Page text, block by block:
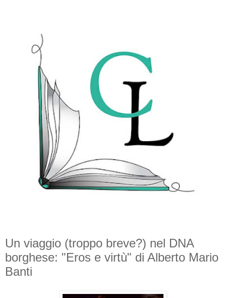
Un viaggio (troppo breve?) nel DNA
borghese: "Eros e virtù" di Alberto Mario
Banti